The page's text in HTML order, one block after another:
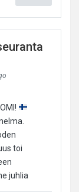
toi
juhlia